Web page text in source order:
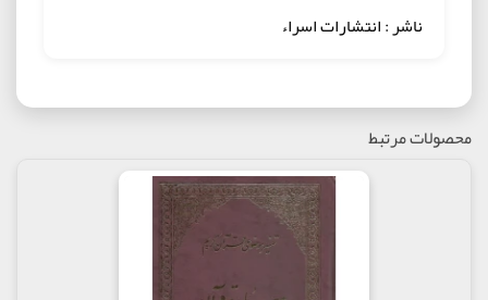
ناشر : انتشارات اسراء
محصولات مرتبط